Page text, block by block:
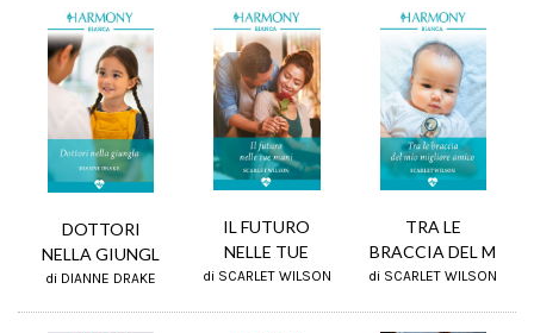
DOTTORI
NELLA GIUNGL
di DIANNE DRAKE
IL FUTURO
NELLE TUE
di SCARLET WILSON
TRA LE
BRACCIA DEL M
di SCARLET WILSON